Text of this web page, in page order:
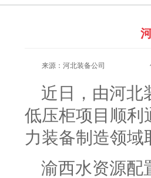
来源：河北装备公司
近日，由河北
低压柜项目顺利
力装备制造领域
渝西水资源配